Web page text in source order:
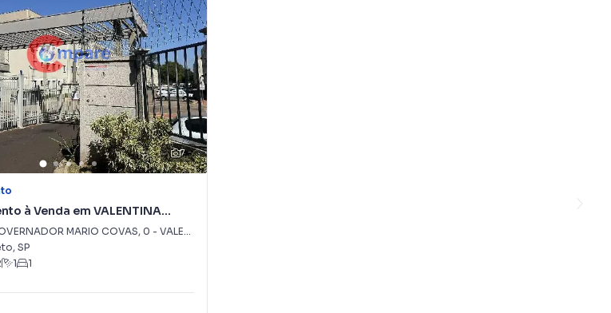
7
à Venda em VALENTINA
MARIO COVAS, 0 - VALENTINA FIGUEIREDO
, SP
1 1